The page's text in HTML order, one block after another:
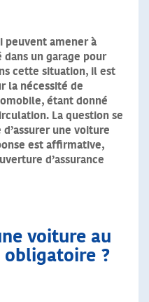
peuvent amener à
un garage pour
cette situation, il est
la nécessité de
étant donné
La question se
une voiture
est affirmative,
d’assurance
voiture au
obligatoire ?